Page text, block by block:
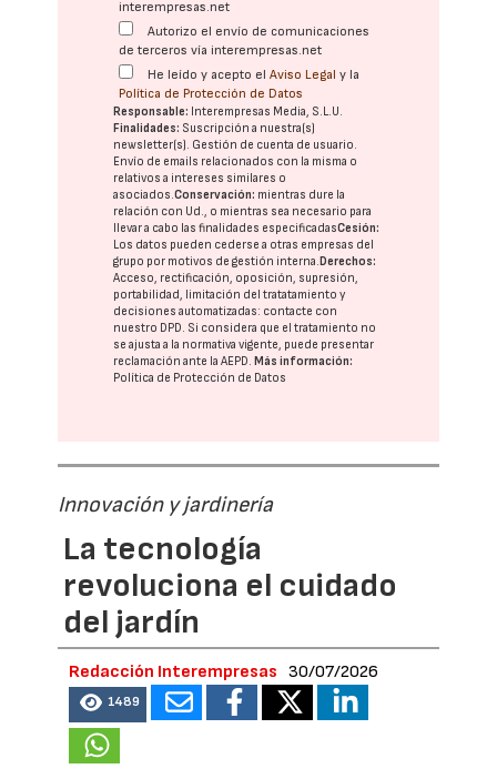
interempresas.net
Autorizo el envío de comunicaciones
de terceros vía interempresas.net
He leído y acepto elAviso Legal y la
Política de Protección de Datos
Responsable: Interempresas Media, S.L.U.
Finalidades: Suscripción a nuestra(s)
newsletter(s). Gestión de cuenta de usuario.
Envío de emails relacionados con la misma o
relativos a intereses similares o
asociados.Conservación: mientras dure la
relación con Ud., o mientras sea necesario para
llevar a cabo las finalidades especificadasCesión:
Los datos pueden cederse a otras empresas del
grupo por motivos de gestión interna. Derechos:
Acceso, rectificación, oposición, supresión,
portabilidad, limitación del tratatamiento y
decisiones automatizadas: contacte con
nuestro DPD. Si considera que el tratamiento no
se ajusta a la normativa vigente, puede presentar
reclamación ante laAEPD. Más información:
Política de Protección de Datos
Innovación y jardinería
La tecnología
revoluciona el cuidado
del jardín
Redacción Interempresas 30/07/2026
1489